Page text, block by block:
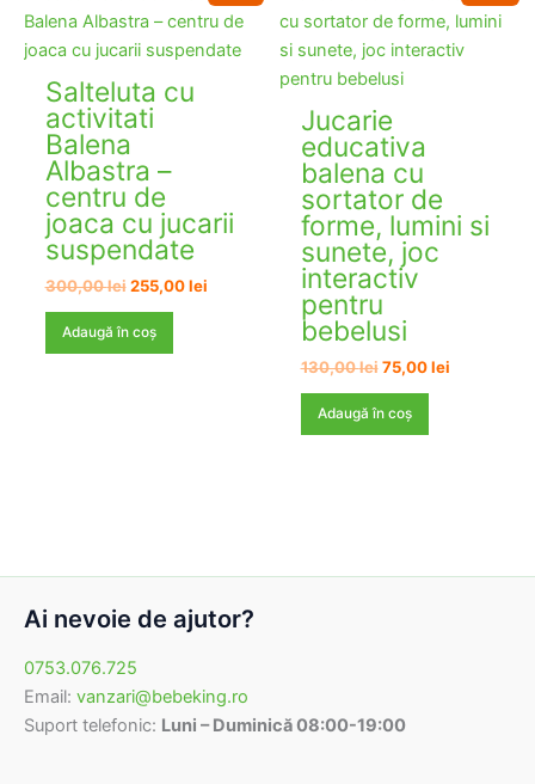
Salteluta cu
activitati
Balena
Albastra –
centru de
joaca cu jucarii
suspendate
300,00lei Prețul
a
fost:
255,00leiPrețul
Adaugă în coș
Jucarie
educativa
balena cu
sortator de
forme, lumini si
sunete, joc
interactiv
pentru
bebelusi
130,00lei Prețul
a
fost:
75,00leiPrețul
Adaugă în coș
Ai nevoie de ajutor?
0753.076.725
Email: vanzari@bebeking.ro
Suport telefonic: Luni – Duminică 08:00-19:00